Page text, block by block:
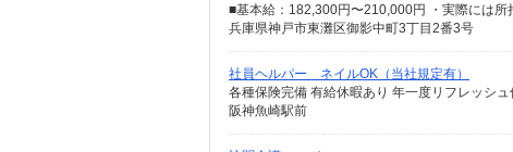
兵庫県神戸市東灘区御影中町3丁目2番3号
社員ヘルパー ネイルOK（当社規定有）
各種保険完備 有給休暇あり 年一度リフレッシュ
阪神魚崎駅前